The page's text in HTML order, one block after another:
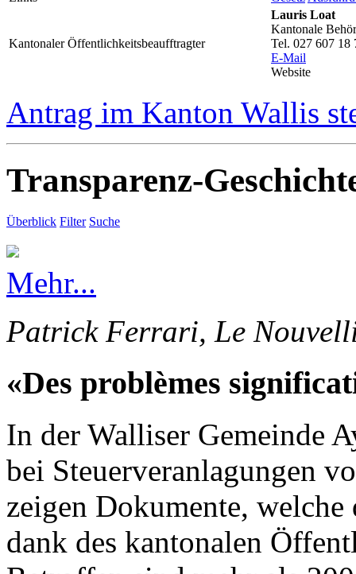
Kantonaler Öffentlichkeitsbeaufftragter
Lauris Loat
Kantonale
Tel. 027 607 18
E-Mail
Website
Antrag im Kanton Wallis
Transparenz-
Überblick Filter Suche
Mehr...
Patrick Ferrari, Le
«Des problèmes
In der Walliser Gemeinde
bei Steuerveranlagungen
zeigen Dokumente,
dank des kantonalen